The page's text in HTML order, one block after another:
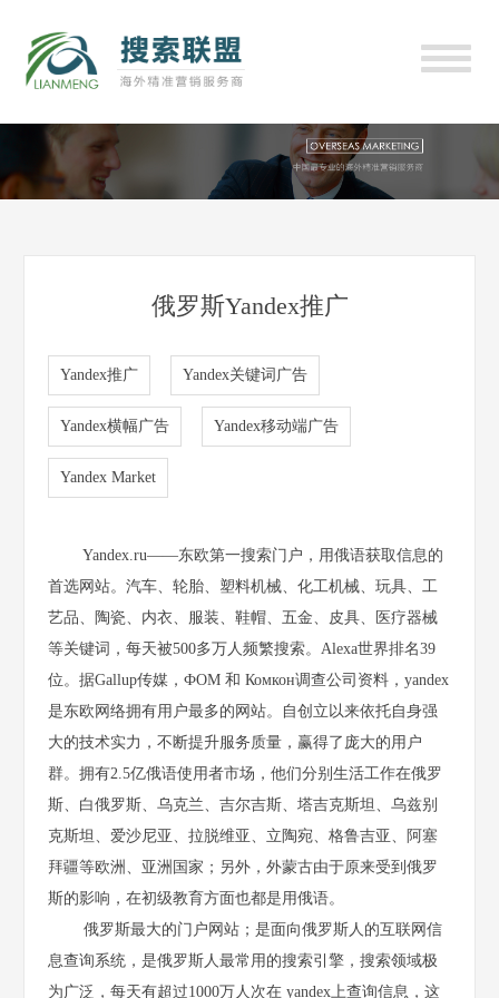
俄罗斯Yandex推广
Yandex推广 Yandex关键词广告
Yandex横幅广告 Yandex移动端广告
Yandex Market
Yandex.ru——东欧第一搜索门户，用俄语获取信息的
首选网站。汽车、轮胎、塑料机械、化工机械、玩具、工
艺品、陶瓷、内衣、服装、鞋帽、五金、皮具、医疗器械
等关键词，每天被500多万人频繁搜索。Alexa世界排名39
位。据Gallup传媒，ФОМ 和 Комкон调查公司资料，yandex
是东欧网络拥有用户最多的网站。自创立以来依托自身强
大的技术实力，不断提升服务质量，赢得了庞大的用户
群。拥有2.5亿俄语使用者市场，他们分别生活工作在俄罗
斯、白俄罗斯、乌克兰、吉尔吉斯、塔吉克斯坦、乌兹别
克斯坦、爱沙尼亚、拉脱维亚、立陶宛、格鲁吉亚、阿塞
拜疆等欧洲、亚洲国家；另外，外蒙古由于原来受到俄罗
斯的影响，在初级教育方面也都是用俄语。
俄罗斯最大的门户网站；是面向俄罗斯人的互联网信
息查询系统，是俄罗斯人最常用的搜索引擎，搜索领域极
为广泛，每天有超过1000万人次在 yandex上查询信息，这